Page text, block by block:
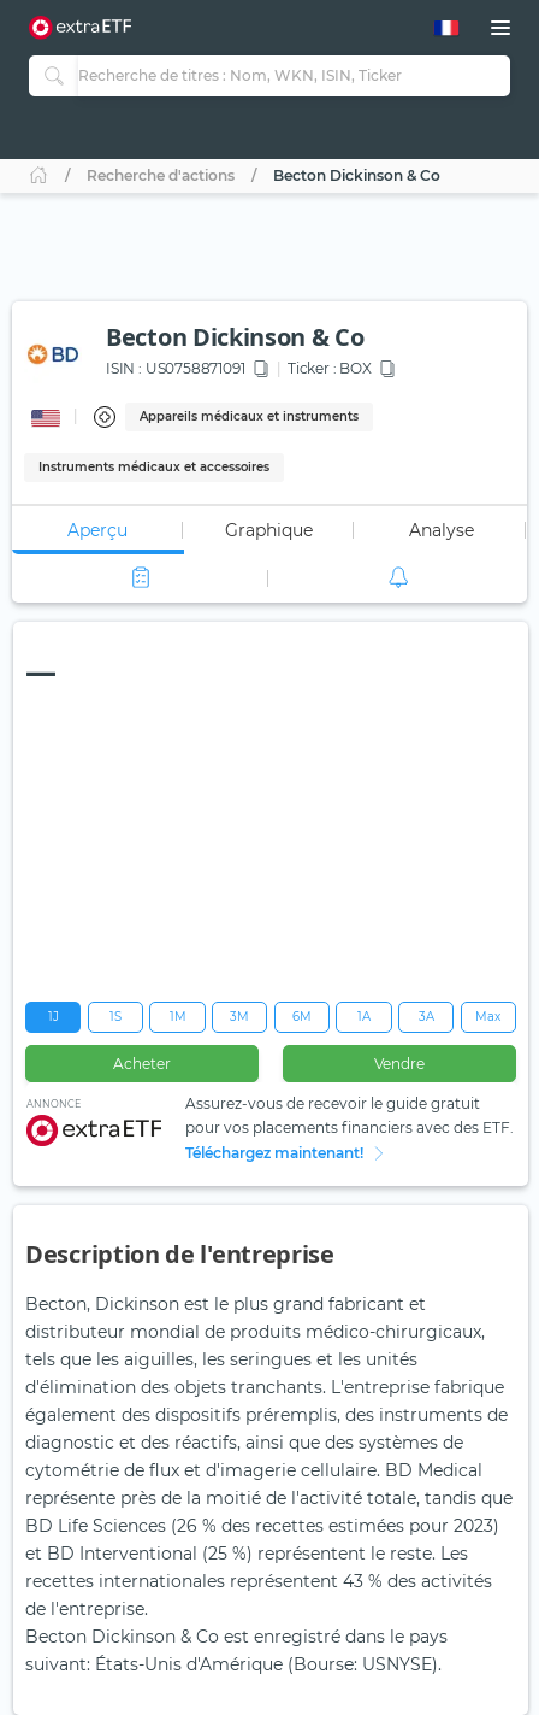
Recherche d'actions Becton Dickinson & Co
Becton Dickinson & Co
ISIN : US0758871091 Ticker : BOX
Appareils médicaux et instruments
Instruments médicaux et accessoires
Aperçu Graphique Analyse
—
1J 1S 1M 3M 6M 1A 3A Max
Acheter Vendre
ANNONCE
Assurez-vous de recevoir le guide gratuit
pour vos placements financiers avec des ETF.
Téléchargez maintenant!
Description de l'entreprise
Becton, Dickinson est le plus grand fabricant et
distributeur mondial de produits médico-chirurgicaux,
tels que les aiguilles, les seringues et les unités
d'élimination des objets tranchants. L'entreprise fabrique
également des dispositifs préremplis, des instruments de
diagnostic et des réactifs, ainsi que des systèmes de
cytométrie de flux et d'imagerie cellulaire. BD Medical
représente près de la moitié de l'activité totale, tandis que
BD Life Sciences (26 % des recettes estimées pour 2023)
et BD Interventional (25 %) représentent le reste. Les
recettes internationales représentent 43 % des activités
de l'entreprise.
Becton Dickinson & Co est enregistré dans le pays
suivant: États-Unis d'Amérique (Bourse: USNYSE).